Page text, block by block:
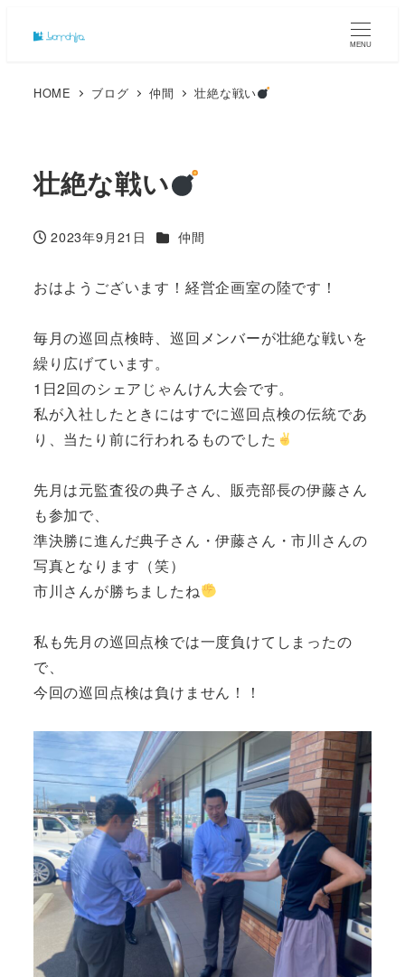
MENU
HOME ブログ 仲間 壮絶な戦い
壮絶な戦い
投稿日
2023年9月21日 カテゴリー
仲間
おはようございます！経営企画室の陸です！
毎月の巡回点検時、巡回メンバーが壮絶な戦いを
繰り広げています。
1日2回のシェアじゃんけん大会です。
私が入社したときにはすでに巡回点検の伝統であ
り、当たり前に行われるものでした
先月は元監査役の典子さん、販売部長の伊藤さん
も参加で、
準決勝に進んだ典子さん・伊藤さん・市川さんの
写真となります（笑）
市川さんが勝ちましたね
私も先月の巡回点検では一度負けてしまったの
で、
今回の巡回点検は負けません！！